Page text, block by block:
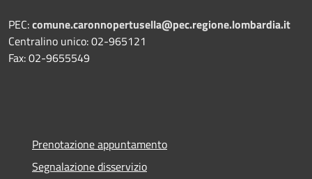
PEC:comune.caronnopertusella@pec.regione.lombardia.it
Centralino unico: 02-965121
Fax: 02-9655549
Prenotazione appuntamento
Segnalazione disservizio